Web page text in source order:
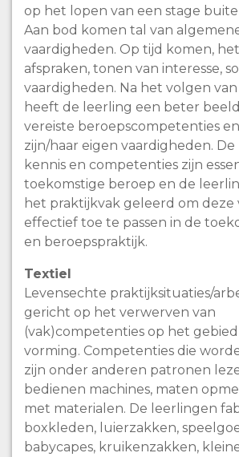
op het lopen van een stage
Aan bod komen tal van
vaardigheden. Op tijd komen,
afspraken, tonen van interesse,
vaardigheden. Na het volgen
heeft de leerling een beter
vereiste beroepscompetenties
zijn/haar eigen vaardigheden.
kennis en competenties zijn
toekomstige beroep en de
het praktijkvak geleerd om deze
effectief toe te passen in de
en beroepspraktijk.
Textiel
Levensechte praktijksituaties/
gericht op het verwerven van
(vak)competenties op het
vorming. Competenties die
zijn onder anderen patronen
bedienen machines, maten
met materialen. De leerlingen
boxkleden, luierzakken,
babycapes, kruikenzakken,